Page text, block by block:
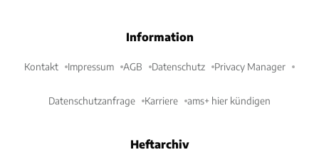
Information
Kontakt Impressum AGB Datenschutz Privacy Manager
Datenschutzanfrage Karriere ams+ hier kündigen
Heftarchiv